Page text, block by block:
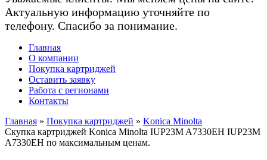
Актуальную информацию уточняйте по
телефону. Спасибо за понимание.
Главная
О компании
Покупка картриджей
Оставить заявку
Работа с регионами
Контакты
Главная » Покупка картриджей » Konica Minolta
Скупка картриджей Konica Minolta IUP23M A7330EH IUP23M
A7330EH по максимальным ценам.